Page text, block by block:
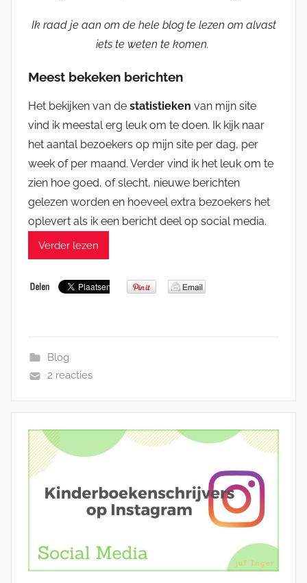
Ik raad je aan om de hele blog te lezen om alvast
iets te weten te komen.
Meest bekeken berichten
Het bekijken van de statistieken van mijn site
vind ik meestal erg leuk om te doen. Ik kijk naar
het aantal bezoekers op mijn site per dag, per
week of per maand. Verder vind ik het leuk om te
zien hoe goed, of slecht, nieuwe berichten
gelezen worden en hoeveel extra bezoekers het
oplevert als ik een bericht deel op social media.
Verder lezen
Blog
2 reacties